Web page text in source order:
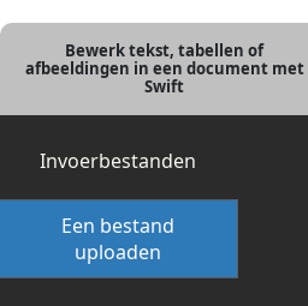
Bewerk tekst, tabellen of
afbeeldingen in een document met
Swift
Invoerbestanden
Een bestand
uploaden